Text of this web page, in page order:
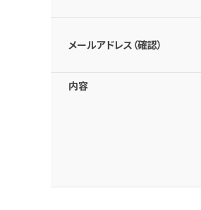
メールアドレス（確認）
内容